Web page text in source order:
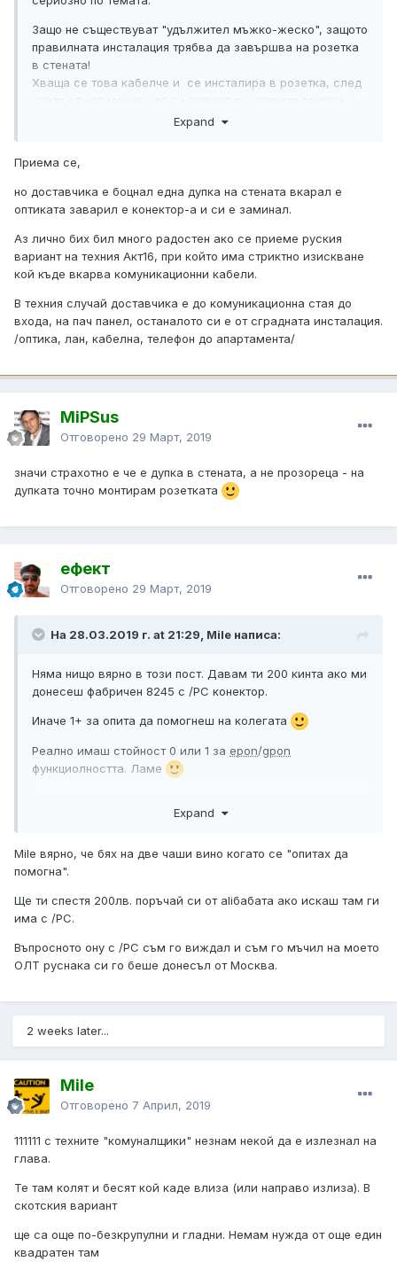
Защо не съществуват "удължител мъжко-жеско", защото
правилната инсталация трябва да завършва на розетка
в стената!
Хваща се това кабелче и се инсталира в розетка, след
пач корди дори и бронирани
Expand
Приема се,
но доставчика е боцнал една дупка на стената вкарал е
оптиката заварил е конектор-а и си е заминал.
Аз лично бих бил много радостен ако се приеме руския
вариант на техния Акт16, при който има стриктно изискване
кой къде вкарва комуникационни кабели.
В техния случай доставчика е до комуникационна стая до
входа, на пач панел, останалото си е от сградната инсталация.
/оптика, лан, кабелна, телефон до апартамента/
MiPSus
Отговорено 29 Март, 2019
значи страхотно е че е дупка в стената, а не прозореца - на
дупката точно монтирам розетката
ефект
Отговорено 29 Март, 2019
На 28.03.2019 г. at 21:29, Mile написа:
Няма нищо вярно в този пост. Давам ти 200 кинта ако ми
донесеш фабричен 8245 с /PC конектор.
Иначе 1+ за опита да помогнеш на колегата
Реално имаш стойност 0 или 1 за epon/gpon
функциолността. Ламе
си кара жипчето и нема пара за повишаване
Expand
Mile вярно, че бях на две чаши вино когато се "опитах да
помогна".
Ще ти спестя 200лв. поръчай си от aliбабата ако искаш там ги
има с /PC.
Въпросното ону с /PC съм го виждал и съм го мъчил на моето
ОЛТ руснака си го беше донесъл от Москва.
2 weeks later...
Mile
Отговорено 7 Април, 2019
111111 с техните "комуналщики" незнам некой да е излезнал на
глава.
Те там колят и бесят кой каде влиза (или направо излиза). В
скотския вариант
ще са още по-безкрупулни и гладни. Немам нужда от още един
квадратен там